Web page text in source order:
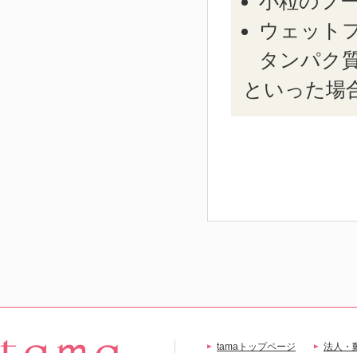
ウェット
タンパク
といった場
tamaトップページ
法人・